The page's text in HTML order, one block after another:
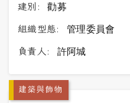
建別: 勸募
組織型態: 管理委員會
負責人: 許阿城
建築與飾物